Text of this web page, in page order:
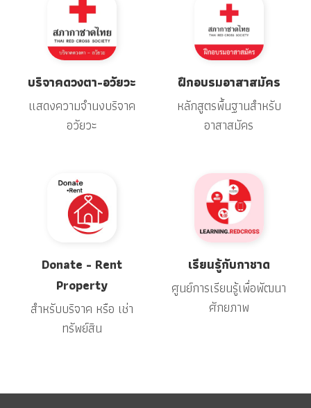
บริจาคดวงตา-อวัยวะ
แสดงความจำนงบริจาค
อวัยวะ
ฝึกอบรมอาสาสมัคร
หลักสูตรพื้นฐานสำหรับ
อาสาสมัคร
Donate - Rent
Property
สำหรับบริจาค หรือ เช่า
ทรัพย์สิน
เรียนรู้กับกาชาด
ศูนย์การเรียนรู้เพื่อพัฒนา
ศักยภาพ